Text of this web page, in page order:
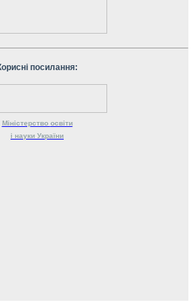
посилання:
Міністерство освіти
і науки України